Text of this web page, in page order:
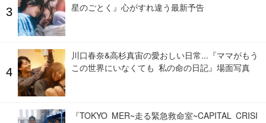
星のごとく』心がすれ違う最新予告
川口春奈&高杉真宙の愛おしい日常...『ママがもう
この世界にいなくても 私の命の日記』場面写真
『TOKYO MER~走る緊急救命室~CAPITAL CRISI